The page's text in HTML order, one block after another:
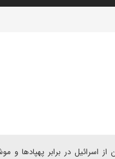
اسرائیل در برابر پهپادها و